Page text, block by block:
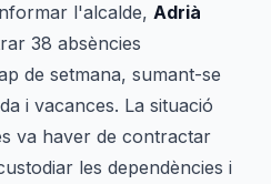
l'alcalde, Adrià
38 absències
de setmana, sumant-se
i vacances. La situació
va haver de contractar
les dependències i